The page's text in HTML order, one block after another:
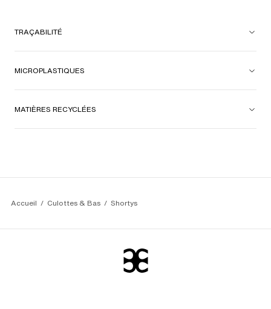
TRAÇABILITÉ
MICROPLASTIQUES
MATIÈRES RECYCLÉES
Accueil Culottes & Bas Shortys